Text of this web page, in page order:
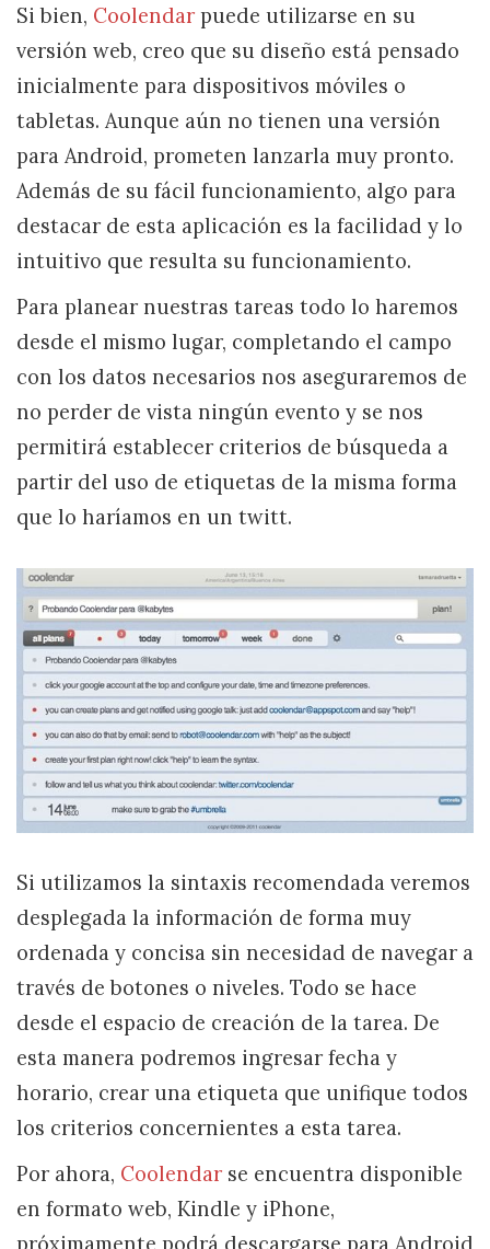
Si bien, Coolendar puede utilizarse en su
versión web, creo que su diseño está pensado
inicialmente para dispositivos móviles o
tabletas. Aunque aún no tienen una versión
para Android, prometen lanzarla muy pronto.
Además de su fácil funcionamiento, algo para
destacar de esta aplicación es la facilidad y lo
intuitivo que resulta su funcionamiento.
Para planear nuestras tareas todo lo haremos
desde el mismo lugar, completando el campo
con los datos necesarios nos aseguraremos de
no perder de vista ningún evento y se nos
permitirá establecer criterios de búsqueda a
partir del uso de etiquetas de la misma forma
que lo haríamos en un twitt.
Si utilizamos la sintaxis recomendada veremos
desplegada la información de forma muy
ordenada y concisa sin necesidad de navegar a
través de botones o niveles. Todo se hace
desde el espacio de creación de la tarea. De
esta manera podremos ingresar fecha y
horario, crear una etiqueta que unifique todos
los criterios concernientes a esta tarea.
Por ahora, Coolendar se encuentra disponible
en formato web, Kindle y iPhone,